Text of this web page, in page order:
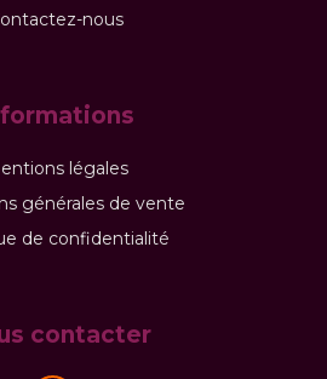
nous
légales
générales de vente
de confidentialité
contacter